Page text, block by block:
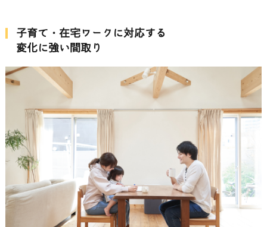
子育て・在宅ワークに対応する
変化に強い間取り